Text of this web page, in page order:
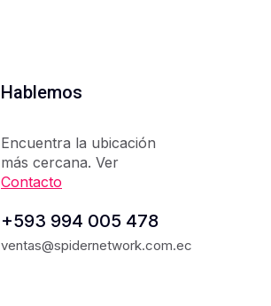
Hablemos
Encuentra la ubicación
más cercana. Ver
Contacto
+593 994 005 478
ventas@spidernetwork.com.ec